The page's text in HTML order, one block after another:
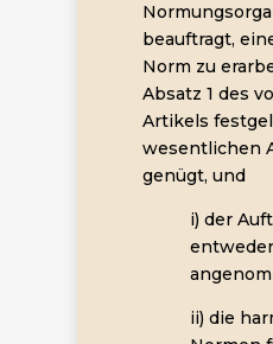
beauftragt,
Norm zu
Absatz 1 des
Artikels
wesentlichen
genügt, und
i) der
ii) die